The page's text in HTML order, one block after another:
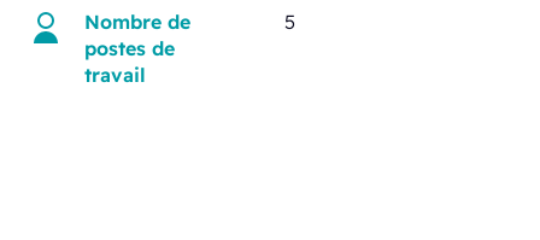
Nombre de
postes de
travail
5